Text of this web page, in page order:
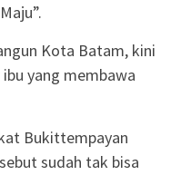
Kota Batam, kini
yang membawa
Bukittempayan
sudah tak bisa